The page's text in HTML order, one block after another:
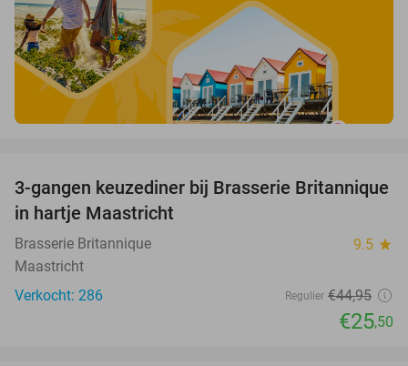
43%
3-gangen keuzediner bij Brasserie Britannique
in hartje Maastricht
Brasserie Britannique 9.5 star
Maastricht
Verkocht: 286
Regulier €44,95
€25,50